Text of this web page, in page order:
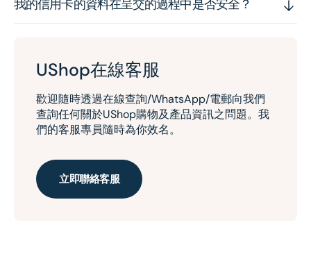
我的信用卡的資料在呈交的過程中是否安全？
UShop在線客服
歡迎隨時透過在線查詢/WhatsApp/電郵向我們
查詢任何關於UShop購物及產品資訊之問題。我
們的客服專員隨時為你效名。
立即聯絡客服